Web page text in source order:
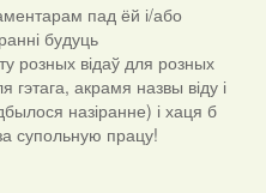
пад ёй і/або
будуць
розных відаў для розных
гэтага, акрамя назвы віду і
назіранне) і хаця б
супольную працу!